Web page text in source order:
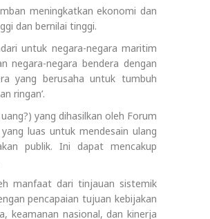
meningkatkan ekonomi dan
dan bernilai tinggi.
untuk negara-negara maritim
negara-negara bendera dengan
yang berusaha untuk tumbuh
ringan’.
yang dihasilkan oleh Forum
luas untuk mendesain ulang
publik. Ini dapat mencakup
manfaat dari tinjauan sistemik
pencapaian tujuan kebijakan
keamanan nasional, dan kinerja